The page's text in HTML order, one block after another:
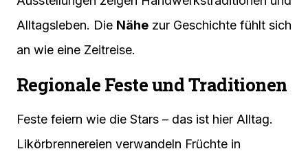
Alltagsleben. Die Nähe zur Geschichte fühlt sich
an wie eine Zeitreise.
Regionale Feste und Traditionen
Feste feiern wie die Stars – das ist hier Alltag.
Likörbrennereien verwandeln Früchte in